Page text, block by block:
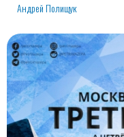
Андрей Полищук